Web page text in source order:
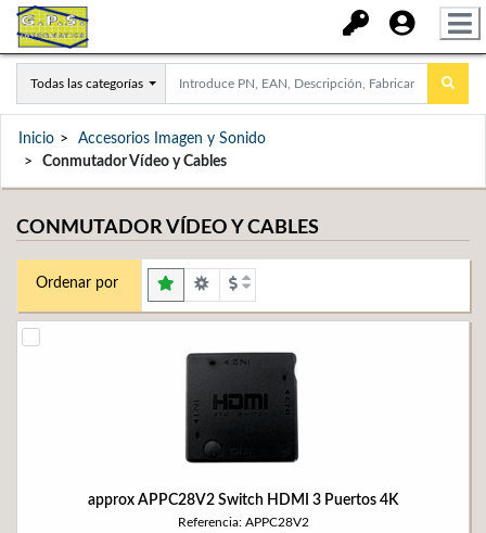
Todas las categorías
Inicio
Accesorios Imagen y Sonido
Conmutador Vídeo y Cables
CONMUTADOR VÍDEO Y CABLES
Ordenar por
approx APPC28V2 Switch HDMI 3 Puertos 4K
Referencia: APPC28V2